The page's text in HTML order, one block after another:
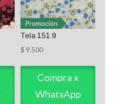
Promoción
Tela 151 9
$ 9.500
Compra x
WhatsApp